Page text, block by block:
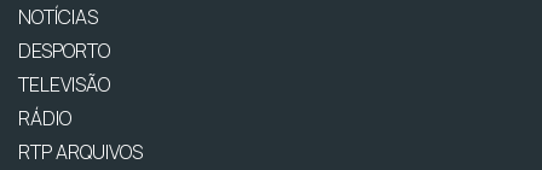
NOTÍCIAS
DESPORTO
TELEVISÃO
RÁDIO
RTP ARQUIVOS